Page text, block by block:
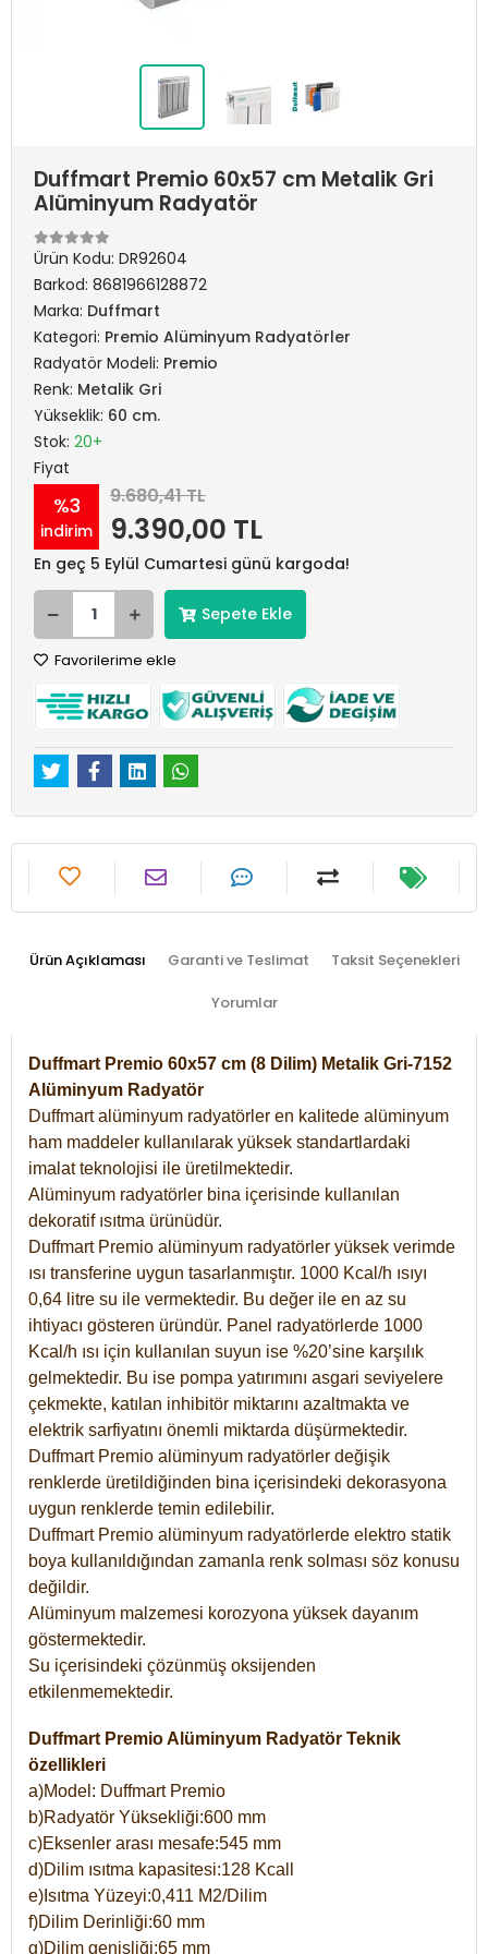
Duffmart Premio 60x57 cm Metalik Gri
Alüminyum Radyatör
Ürün Kodu: DR92604
Barkod: 8681966128872
Marka: Duffmart
Kategori: Premio Alüminyum Radyatörler
Radyatör Modeli: Premio
Renk: Metalik Gri
Yükseklik: 60 cm.
Stok: 20+
Fiyat
%3
indirim
9.680,41 TL
9.390,00 TL
En geç 5 Eylül Cumartesi günü kargoda!
Sepete Ekle
Favorilerime ekle
Ürün Açıklaması Garanti ve Teslimat Taksit Seçenekleri
Yorumlar
Duffmart Premio 60x57 cm (8 Dilim) Metalik Gri-7152
Alüminyum Radyatör
Duffmart alüminyum radyatörler en kalitede alüminyum
ham maddeler kullanılarak yüksek standartlardaki
imalat teknolojisi ile üretilmektedir.
Alüminyum radyatörler bina içerisinde kullanılan
dekoratif ısıtma ürünüdür.
Duffmart Premio alüminyum radyatörler yüksek verimde
ısı transferine uygun tasarlanmıştır. 1000 Kcal/h ısıyı
0,64 litre su ile vermektedir. Bu değer ile en az su
ihtiyacı gösteren üründür. Panel radyatörlerde 1000
Kcal/h ısı için kullanılan suyun ise %20’sine karşılık
gelmektedir. Bu ise pompa yatırımını asgari seviyelere
çekmekte, katılan inhibitör miktarını azaltmakta ve
elektrik sarfiyatını önemli miktarda düşürmektedir.
Duffmart Premio alüminyum radyatörler değişik
renklerde üretildiğinden bina içerisindeki dekorasyona
uygun renklerde temin edilebilir.
Duffmart Premio alüminyum radyatörlerde elektro statik
boya kullanıldığından zamanla renk solması söz konusu
değildir.
Alüminyum malzemesi korozyona yüksek dayanım
göstermektedir.
Su içerisindeki çözünmüş oksijenden
etkilenmemektedir.
Duffmart Premio Alüminyum Radyatör Teknik
özellikleri
a)Model: Duffmart Premio
b)Radyatör Yüksekliği:600 mm
c)Eksenler arası mesafe:545 mm
d)Dilim ısıtma kapasitesi:128 Kcall
e)Isıtma Yüzeyi:0,411 M2/Dilim
f)Dilim Derinliği:60 mm
g)Dilim genişliği:65 mm